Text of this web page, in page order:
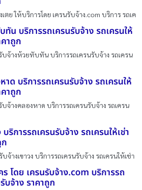
ตย ให้บริการโดย เครนรับจ้าง.com บริการ รถเค
น บริการรถเครนรับจ้าง รถเครนให้
คาถูก
บจ้างห้วยทับทัน บริการรถเครนรับจ้าง รถเครน
ด บริการรถเครนรับจ้าง รถเครนให้
คาถูก
บจ้างคลองหาด บริการรถเครนรับจ้าง รถเครน
ริการรถเครนรับจ้าง รถเครนให้เช่า
จ้างเขาวง บริการรถเครนรับจ้าง รถเครนให้เช่า
โดย เครนรับจ้าง.com บริการรถ
บจ้าง ราคาถูก